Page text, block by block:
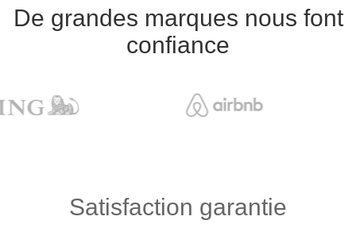
De grandes marques nous font
confiance
Satisfaction garantie